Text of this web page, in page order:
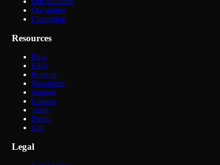
Our guides
Changelog
Resources
Blog
FAQ
Referral
Newsletter
Support
Contact
Team
Demo
Call
Legal